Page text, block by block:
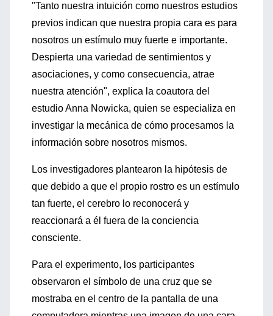
"Tanto nuestra intuición como nuestros estudios
previos indican que nuestra propia cara es para
nosotros un estímulo muy fuerte e importante.
Despierta una variedad de sentimientos y
asociaciones, y como consecuencia, atrae
nuestra atención", explica la coautora del
estudio Anna Nowicka, quien se especializa en
investigar la mecánica de cómo procesamos la
información sobre nosotros mismos.
Los investigadores plantearon la hipótesis de
que debido a que el propio rostro es un estímulo
tan fuerte, el cerebro lo reconocerá y
reaccionará a él fuera de la conciencia
consciente.
Para el experimento, los participantes
observaron el símbolo de una cruz que se
mostraba en el centro de la pantalla de una